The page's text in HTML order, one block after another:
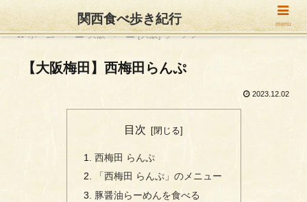
ホーム 大阪 [大阪] ラーメン
【大阪梅田】西梅田らんぷ
2023.12.02
目次
西梅田 らんぷ
「西梅田 らんぷ」のメニュー
豚醤油らーめんを食べる
関西食べ歩き紀行 menu